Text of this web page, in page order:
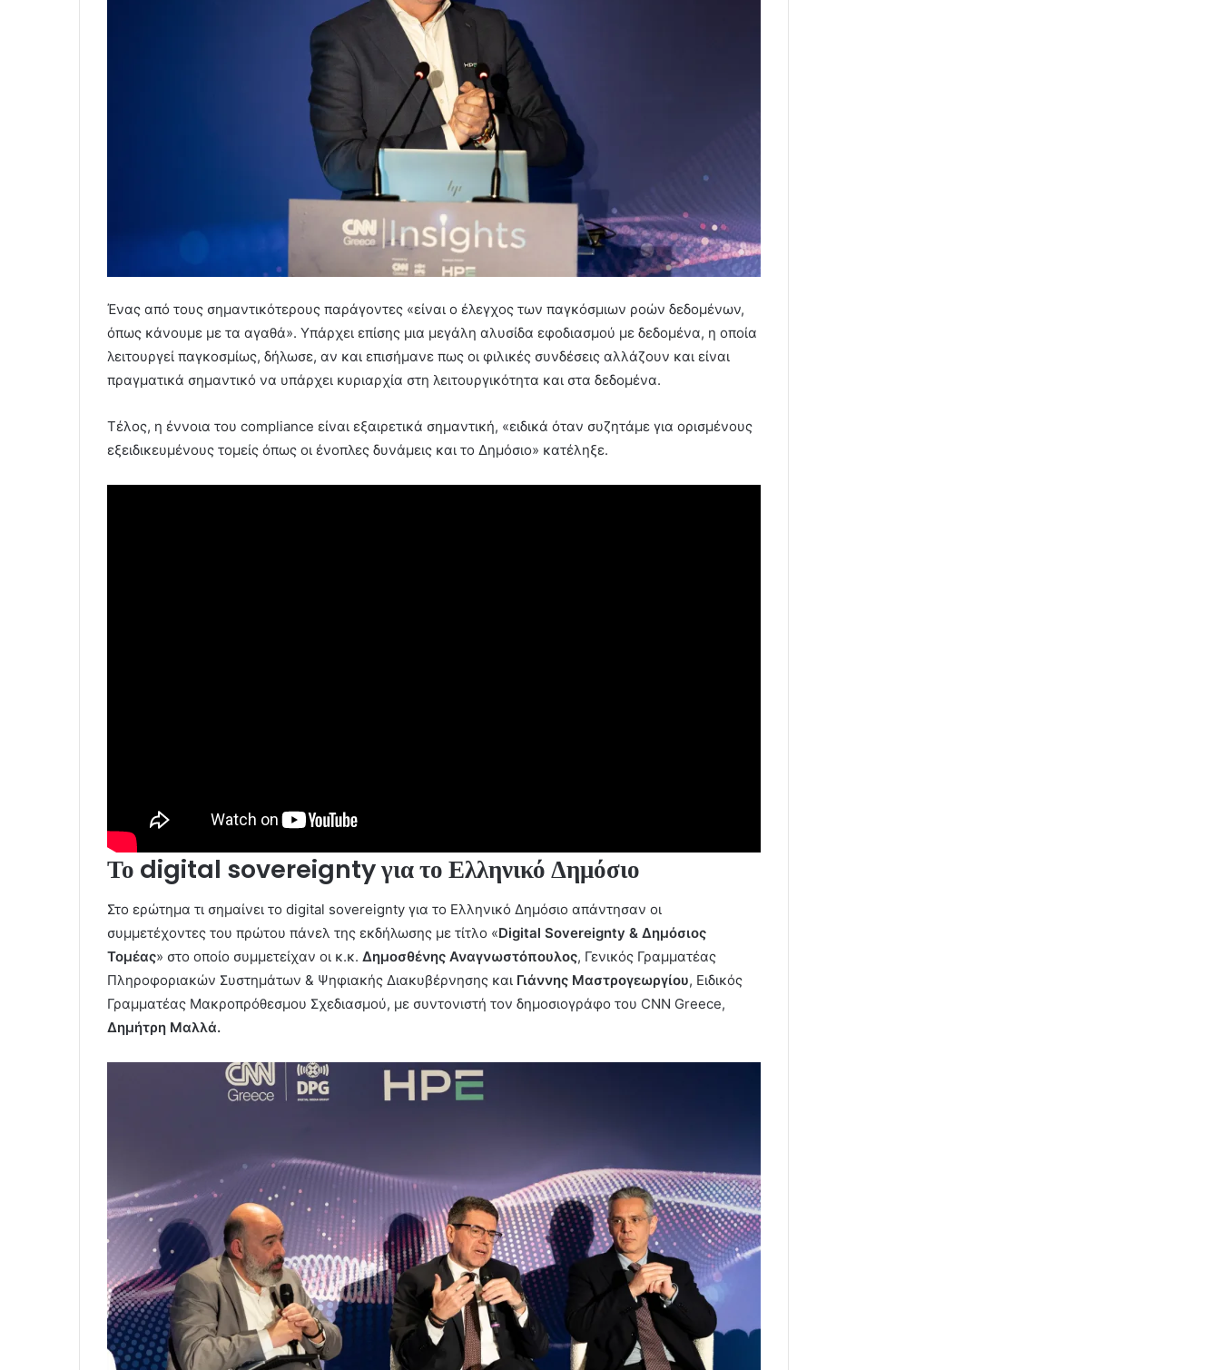
Ένας από τους σημαντικότερους παράγοντες «είναι ο έλεγχος των παγκόσμιων ροών δεδομένων,
όπως κάνουμε με τα αγαθά». Υπάρχει επίσης μια μεγάλη αλυσίδα εφοδιασμού με δεδομένα, η οποία
λειτουργεί παγκοσμίως, δήλωσε, αν και επισήμανε πως οι φιλικές συνδέσεις αλλάζουν και είναι
πραγματικά σημαντικό να υπάρχει κυριαρχία στη λειτουργικότητα και στα δεδομένα.
Τέλος, η έννοια του compliance είναι εξαιρετικά σημαντική, «ειδικά όταν συζητάμε για ορισμένους
εξειδικευμένους τομείς όπως οι ένοπλες δυνάμεις και το Δημόσιο» κατέληξε.
Το digital sovereignty για το Ελληνικό Δημόσιο
Στο ερώτημα τι σημαίνει το digital sovereignty για το Ελληνικό Δημόσιο απάντησαν οι
συμμετέχοντες του πρώτου πάνελ της εκδήλωσης με τίτλο «Digital Sovereignty & Δημόσιος
Τομέας» στο οποίο συμμετείχαν οι κ.κ. Δημοσθένης Αναγνωστόπουλος, Γενικός Γραμματέας
Πληροφοριακών Συστημάτων & Ψηφιακής Διακυβέρνησης και Γιάννης Μαστρογεωργίου, Ειδικός
Γραμματέας Μακροπρόθεσμου Σχεδιασμού, με συντονιστή τον δημοσιογράφο του CNN Greece,
Δημήτρη Μαλλά.